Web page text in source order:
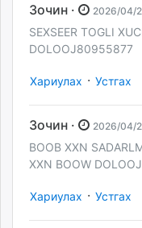
Зочин · 2026/04/
SEXSEER TOGLI
DOLOOJ80955877
Хариулах · Устгах
Зочин · 2026/04/
BOOB XXN
XXN BOOW
Хариулах · Устгах